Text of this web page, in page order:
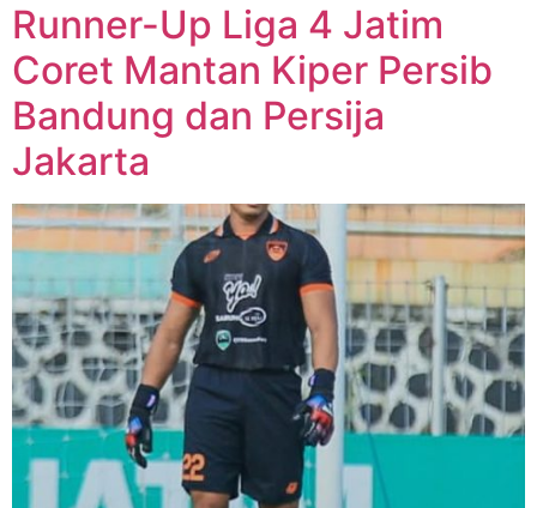
Runner-Up Liga 4 Jatim
Coret Mantan Kiper Persib
Bandung dan Persija
Jakarta